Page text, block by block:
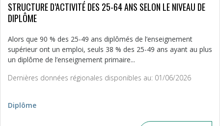
STRUCTURE D’ACTIVITÉ DES 25-64 ANS SELON LE NIVEAU DE
DIPLÔME
Alors que 90 % des 25-49 ans diplômés de l’enseignement
supérieur ont un emploi, seuls 38 % des 25-49 ans ayant au plus
un diplôme de l’enseignement primaire...
Dernières données régionales disponibles au: 01/06/2026
Diplôme